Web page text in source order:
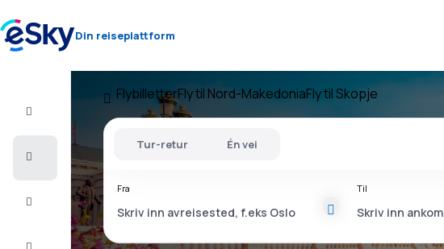
Din reiseplattform
Flybilletter
Sommerferie
FlybilletterFly til Nord-MakedoniaFly til Skopje
Tur-retur Én vei
Fra Til